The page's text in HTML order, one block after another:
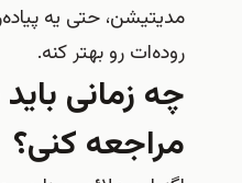
مدیتیشن، حتی یه پیاده‌روی
روده‌ات رو بهتر کنه.
چه زمانی باید
مراجعه کنی؟